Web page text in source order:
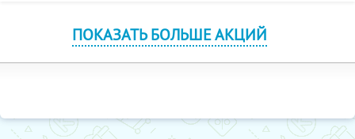
ПОКАЗАТЬ БОЛЬШЕ АКЦИЙ